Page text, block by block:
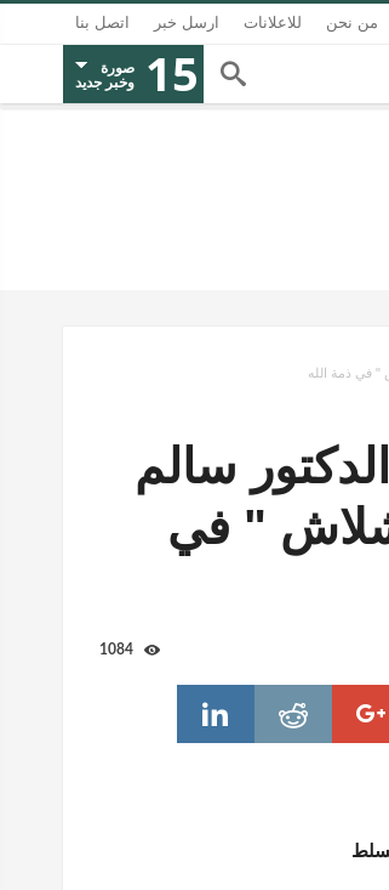
من نحن للاعلانات ارسل خبر اتصل بنا
15 صورة
وخبر جديد
" في ذمة الله
سالم
" في